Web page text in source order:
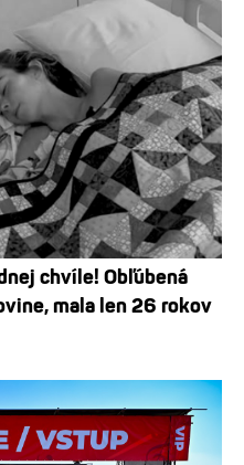
chvíle! Obľúbená
mala len 26 rokov